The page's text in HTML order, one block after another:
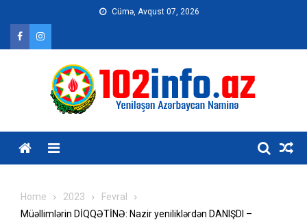
content
Cümə, Avqust 07, 2026
Home 2023
Fevral
Müəllimlərin DİQQƏTİNƏ: Nazir yeniliklərdən DANIŞDI –